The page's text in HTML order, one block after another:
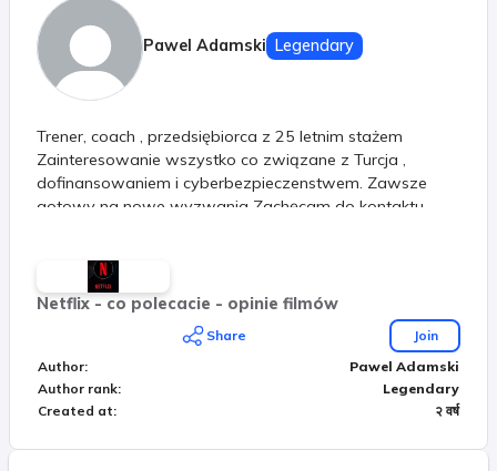
Pawel Adamski Legendary
Trener, coach , przedsiębiorca z 25 letnim stażem
Zainteresowanie wszystko co związane z Turcja ,
dofinansowaniem i cyberbezpieczenstwem. Zawsze
gotowy na nowe wyzwania Zachęcam do kontaktu
Netflix - co polecacie - opinie filmów
Share
Join
Author:
Pawel Adamski
Author rank:
Legendary
Created at: २ वर्ष